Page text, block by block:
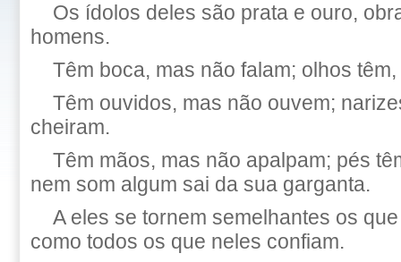
Os ídolos deles são prata e ouro,
homens.
Têm boca, mas não falam; olhos
Têm ouvidos, mas não ouvem;
cheiram.
Têm mãos, mas não apalpam; pés
nem som algum sai da sua garganta.
A eles se tornem semelhantes os
como todos os que neles confiam.